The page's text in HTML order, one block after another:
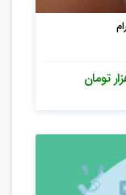
تومان